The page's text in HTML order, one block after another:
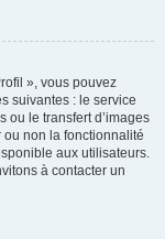
», vous pouvez
suivantes : le service
ou le transfert d’images
ou non la fonctionnalité
aux utilisateurs.
à contacter un